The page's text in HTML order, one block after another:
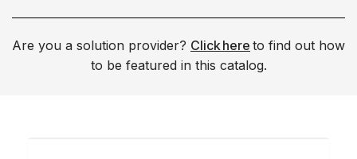
Are you a solution provider? Click here to find out how
to be featured in this catalog.